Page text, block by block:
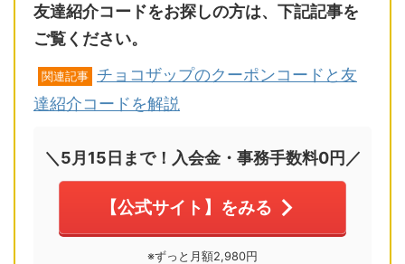
友達紹介コードをお探しの方は、下記記事を
ご覧ください。
関連記事
チョコザップのクーポンコードと友
達紹介コードを解説
＼5月15日まで！入会金・事務手数料0円／
【公式サイト】をみる
※ずっと月額2,980円